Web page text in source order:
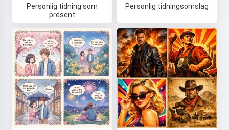
Personlig tidning som
present
Personlig tidningsomslag